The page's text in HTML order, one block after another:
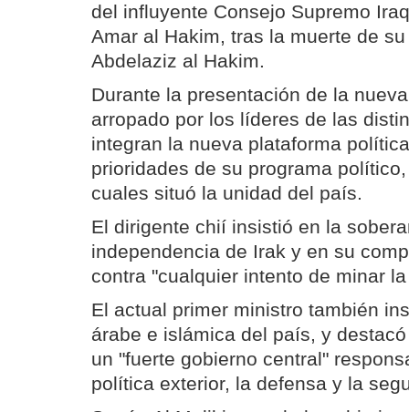
del influyente Consejo Supremo
Amar al Hakim, tras la muerte de
Abdelaziz al Hakim.
Durante la presentación de la
arropado por los líderes de las
integran la nueva plataforma
prioridades de su programa
cuales situó la unidad del país.
El dirigente chií insistió en la
independencia de Irak y en su
contra "cualquier intento de minar
El actual primer ministro también
árabe e islámica del país, y
un "fuerte gobierno central"
política exterior, la defensa y la